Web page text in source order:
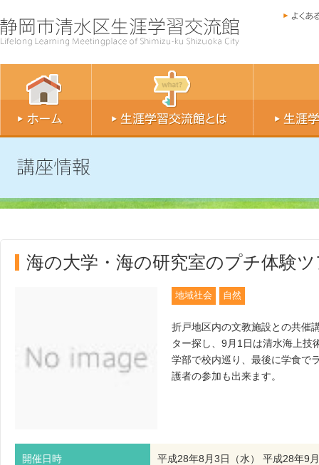
海の大学・海の研究室のプチ体験
地域社会 自然
折戸地区内の文教施設との共催
ター探し、9月1日は清水海上技
学部で校内巡り、最後に学食で
護者の参加も出来ます。
開催日時 平成28年8月3日（水） 平成28年9